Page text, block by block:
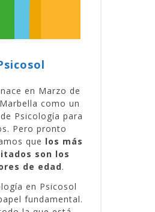
en Marzo de
como un
Psicología para
Pero pronto
que los más
son los
de edad.
en Psicosol
fundamental.